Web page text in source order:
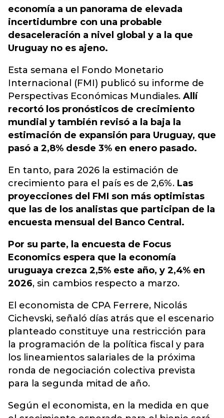
economía a un panorama de elevada
incertidumbre con una probable
desaceleración a nivel global y a la que
Uruguay no es ajeno.
Esta semana el Fondo Monetario
Internacional (FMI) publicó su informe de
Perspectivas Económicas Mundiales. Allí
recortó los pronósticos de crecimiento
mundial y también revisó a la baja la
estimación de expansión para Uruguay, que
pasó a 2,8% desde 3% en enero pasado.
En tanto, para 2026 la estimación de
crecimiento para el país es de 2,6%. Las
proyecciones del FMI son más optimistas
que las de los analistas que participan de la
encuesta mensual del Banco Central.
Por su parte, la encuesta de Focus
Economics espera que la economía
uruguaya crezca 2,5% este año, y 2,4% en
2026, sin cambios respecto a marzo.
El economista de CPA Ferrere, Nicolás
Cichevski, señaló días atrás que el escenario
planteado constituye una restricción para
la programación de la política fiscal y para
los lineamientos salariales de la próxima
ronda de negociación colectiva prevista
para la segunda mitad de año.
Según el economista, en la medida en que